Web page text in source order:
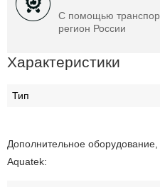
С помощью
регион России
Характеристики
Тип
Дополнительное
Aquatek: